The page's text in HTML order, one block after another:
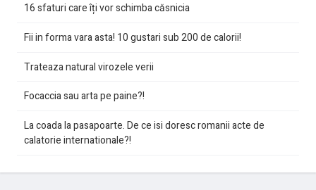
16 sfaturi care îți vor schimba căsnicia
Fii in forma vara asta! 10 gustari sub 200 de calorii!
Trateaza natural virozele verii
Focaccia sau arta pe paine?!
La coada la pasapoarte. De ce isi doresc romanii acte de
calatorie internationale?!